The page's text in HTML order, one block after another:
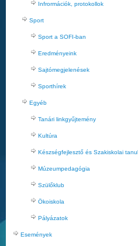
Infrormációk, protokollok
Sport
Sport a SOFI-ban
Eredményeink
Sajtómegjelenések
Sporthírek
Egyéb
Tanári linkgyűjtemény
Kultúra
Készségfejlesztő és Szakiskolai
Múzeumpedagógia
Szülőklub
Ökoiskola
Pályázatok
Események